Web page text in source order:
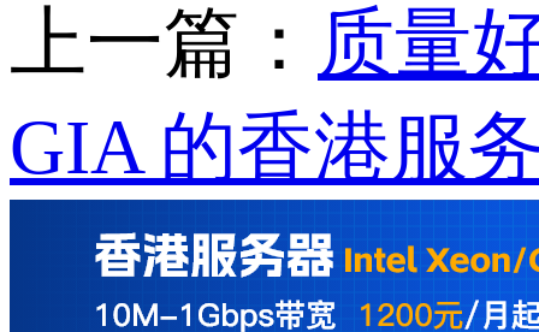
上一篇： 质量
GIA 的香港服